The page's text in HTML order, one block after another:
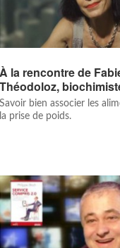
À la rencontre de
Théodoloz,
Savoir bien associer les
la prise de poids.